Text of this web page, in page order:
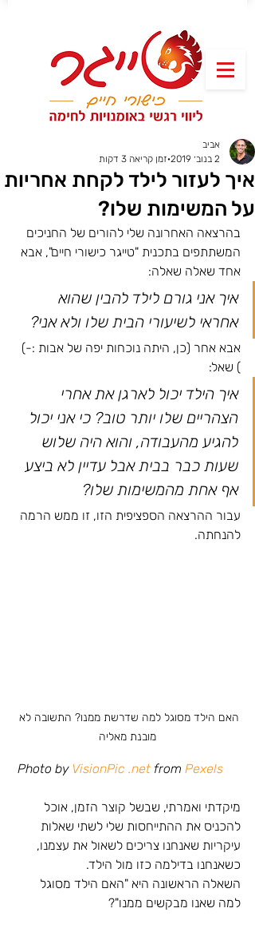
איך לעזור לילד לקחת אחריות
על המשימות שלו?
אביב
2 בנוב׳ 2019
זמן קריאה 3 דקות
בהרצאה האחרונה שלי להורים של החניכים
המשתתפים בתכנית "טייגר כישורי חיים", אבא
אחד שאלה שאלה:
איך אני גורם לילד להבין שהוא
אחראי לשיעורי הבית שלו ולא אני?
אבא אחר (כן, היתה נוכחות יפה של אבות :-)
) שאל:
איך הילד יכול לארגן את אחרי
הצהריים שלו יותר טוב? כי אני יכול
להגיע מהעבודה, והוא היה שלוש
שעות כבר בבית אבל עדיין לא ביצע
אף אחת מהמשימות שלו?
עבור ההרצאה הספציפית הזו, זו ממש הרמה
להנחתה.
האם הילד מסוגל למה שדרשת ממנו? התשובה לא
מובנת מאליה
Photo by VisionPic .net from Pexels
מיקדתי ואמרתי, שבשל קוצר הזמן, אוכל
להכניס את ההתייחסות שלי לשתי שאלות
עיקריות שאנחנו צריכים לשאול את עצמנו,
כשאנחנו בדילמה כזו מול הילד.
השאלה הראשונה היא "האם הילד מסוגל
למה שאנו מבקשים ממנו"?